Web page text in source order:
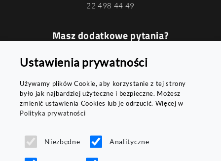
22 498 44 49
Masz dodatkowe pytania?
Ciebie najszybciej jak to możliwe
WYŚLIJ
Ustawienia prywatności
Używamy plików Cookie, aby korzystanie z tej strony
było jak najbardziej użyteczne i bezpieczne. Możesz
zmienić ustawienia Cookies lub je odrzucić. Więcej w
Polityka prywatności
Niezbędne Analityczne